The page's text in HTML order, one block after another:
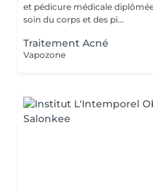
et pédicure médicale
soin du corps et des pi...
Traitement Acné
Vapozone